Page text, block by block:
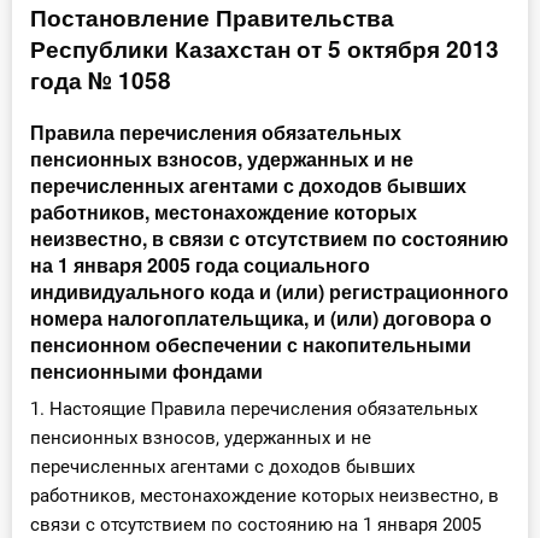
Практика ИП
Кадры. Труд. Зарплата.
Учет по отраслям
Юридический помощник
Интернет-магазин
О Системе
Обучение
Тарифы
Тестирование для
бухгалтера
Постановление Правительства
Республики Казахстан от 5 октября 2013
года № 1058
Правила перечисления обязательных
пенсионных взносов, удержанных и не
перечисленных агентами с доходов бывших
работников, местонахождение которых
неизвестно, в связи с отсутствием по состоянию
на 1 января 2005 года социального
индивидуального кода и (или) регистрационного
номера налогоплательщика, и (или) договора о
пенсионном обеспечении с накопительными
пенсионными фондами
1. Настоящие Правила перечисления обязательных
пенсионных взносов, удержанных и не
перечисленных агентами с доходов бывших
работников, местонахождение которых неизвестно, в
связи с отсутствием по состоянию на 1 января 2005